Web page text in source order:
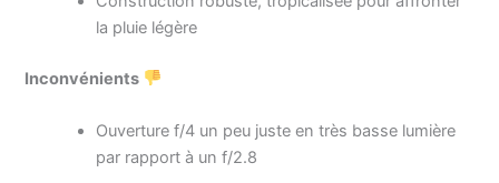
la pluie légère
Inconvénients
Ouverture f/4 un peu juste en très basse lumière
par rapport à un f/2.8